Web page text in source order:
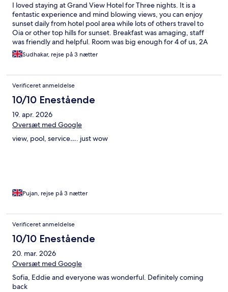
I loved staying at Grand View Hotel for Three nights. It is a
fentastic experience and mind blowing views, you can enjoy
sunset daily from hotel pool area while lots of others travel to
Oia or other top hills for sunset. Breakfast was amaging, staff
was friendly and helpful. Room was big enough for 4 of us, 2A
and 2C. A free parking available on site which is add-on. I will
def''ly recommend this to friends and would love to stay again
Sudhakar, rejse på 3 nætter
Verificeret anmeldelse
10/10 Enestående
19. apr. 2026
Oversæt med Google
view, pool, service…. just wow
Pujan, rejse på 3 nætter
Verificeret anmeldelse
10/10 Enestående
20. mar. 2026
Oversæt med Google
Sofia, Eddie and everyone was wonderful. Definitely coming
back